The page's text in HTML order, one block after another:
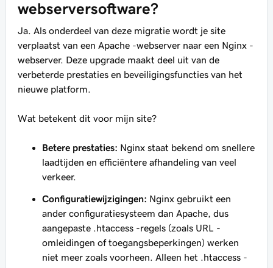
webserversoftware?
Ja. Als onderdeel van deze migratie wordt je site
verplaatst van een Apache -webserver naar een Nginx -
webserver. Deze upgrade maakt deel uit van de
verbeterde prestaties en beveiligingsfuncties van het
nieuwe platform.
Wat betekent dit voor mijn site?
Betere prestaties: Nginx staat bekend om snellere
laadtijden en efficiëntere afhandeling van veel
verkeer.
Configuratiewijzigingen: Nginx gebruikt een
ander configuratiesysteem dan Apache, dus
aangepaste .htaccess -regels (zoals URL -
omleidingen of toegangsbeperkingen) werken
niet meer zoals voorheen. Alleen het .htaccess -